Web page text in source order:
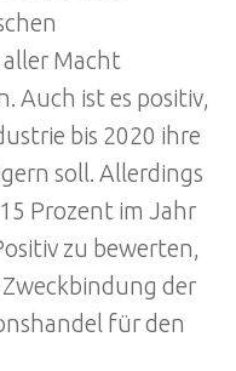
aller Macht
Auch ist es positiv,
bis 2020 ihre
soll. Allerdings
Prozent im Jahr
zu bewerten,
der
für den